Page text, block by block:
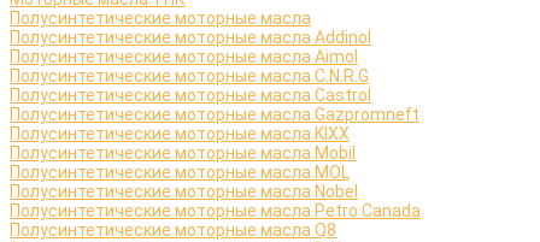
Полусинтетические моторные масла
Полусинтетические моторные масла Addinol
Полусинтетические моторные масла Aimol
Полусинтетические моторные масла C.N.R.G
Полусинтетические моторные масла Castrol
Полусинтетические моторные масла Gazpromneft
Полусинтетические моторные масла KIXX
Полусинтетические моторные масла Mobil
Полусинтетические моторные масла MOL
Полусинтетические моторные масла Nobel
Полусинтетические моторные масла Petro Canada
Полусинтетические моторные масла Q8